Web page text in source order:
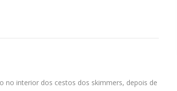
no interior dos cestos dos skimmers, depois de